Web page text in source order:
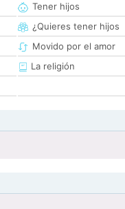
Tener hijos
¿Quieres tener hijos
Movido por el amor
La religión